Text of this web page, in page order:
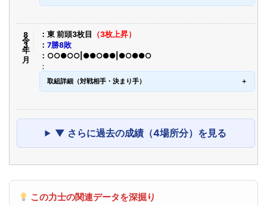
令8年3月 東 前頭3枚目
（3枚上昇）
7勝8敗
○○●○○|●●○●●|●○●●○
取組詳細（対戦相手・決まり手）
▼ さらに過去の成績（4場所分）を見る
この力士の関連データを深掘り